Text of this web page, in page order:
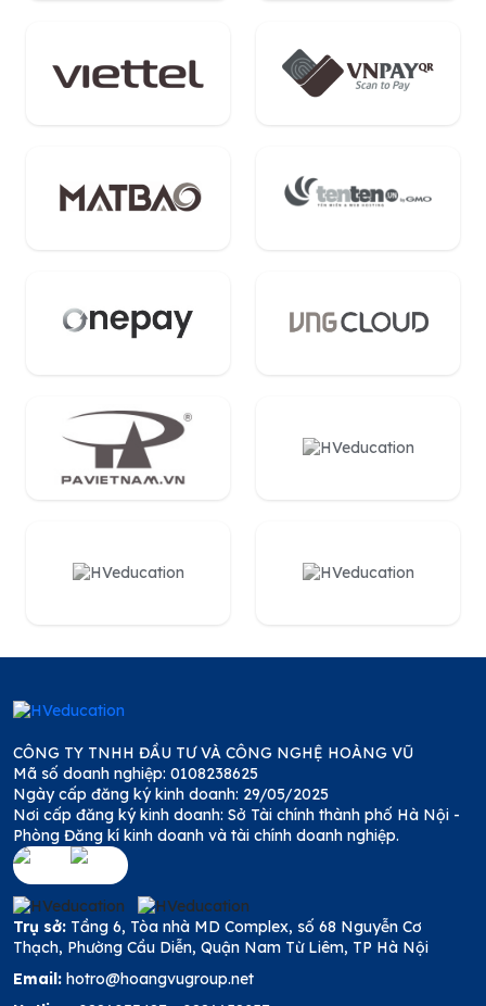
CÔNG TY TNHH ĐẦU TƯ VÀ CÔNG NGHỆ HOÀNG VŨ
Mã số doanh nghiệp: 0108238625
Ngày cấp đăng ký kinh doanh: 29/05/2025
Nơi cấp đăng ký kinh doanh: Sở Tài chính thành phố Hà Nội -
Phòng Đăng kí kinh doanh và tài chính doanh nghiệp.
Trụ sở: Tầng 6, Tòa nhà MD Complex, số 68 Nguyễn Cơ
Thạch, Phường Cầu Diễn, Quận Nam Từ Liêm, TP Hà Nội
Email: hotro@hoangvugroup.net